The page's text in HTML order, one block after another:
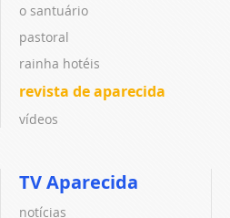
o santuário
pastoral
rainha hotéis
revista de aparecida
vídeos
TV Aparecida
notícias